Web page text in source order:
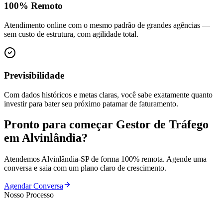
100% Remoto
Atendimento online com o mesmo padrão de grandes agências —
sem custo de estrutura, com agilidade total.
Previsibilidade
Com dados históricos e metas claras, você sabe exatamente quanto
investir para bater seu próximo patamar de faturamento.
Pronto para começar Gestor de Tráfego
emAlvinlândia?
Atendemos Alvinlândia-SPde forma 100% remota. Agende uma
conversa e saia com um plano claro de crescimento.
Agendar Conversa
Nosso Processo